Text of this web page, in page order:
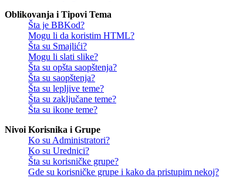
Oblikovanja i Tipovi Tema
Šta je BBKod?
Mogu li da koristim HTML?
Šta su Smajlići?
Mogu li slati slike?
Šta su opšta saopštenja?
Šta su saopštenja?
Šta su lepljive teme?
Šta su zaključane teme?
Šta su ikone teme?
Nivoi Korisnika i Grupe
Ko su Administratori?
Ko su Urednici?
Šta su korisničke grupe?
Gde su korisničke grupe i kako da pristupim nekoj?